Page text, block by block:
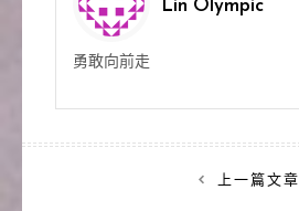
Lin Olympic
勇敢向前走
上一篇文章